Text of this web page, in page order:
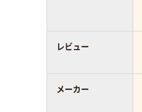
レビュー
メーカー